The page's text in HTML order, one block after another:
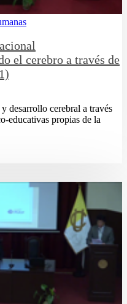
el cerebro a través de
desarrollo cerebral a través
educativas propias de la